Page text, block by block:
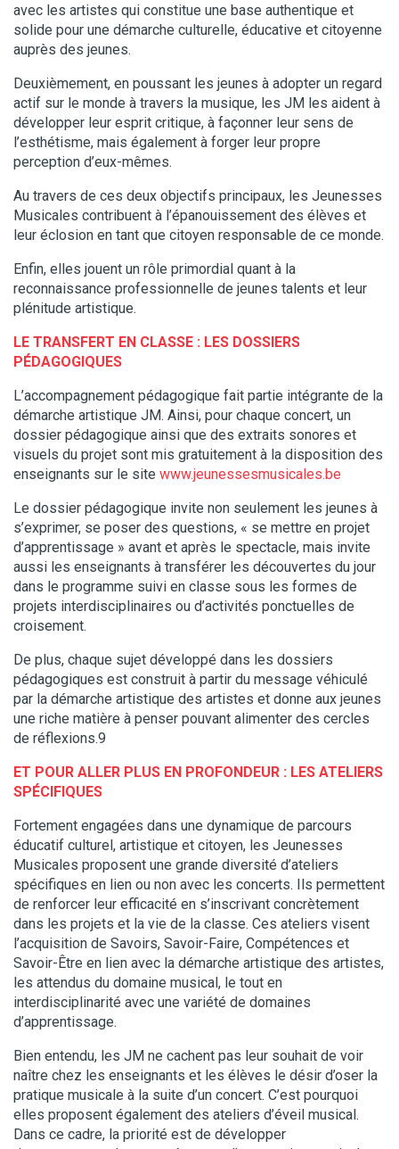
avec les artistes qui constitue une base authentique et
solide pour une démarche culturelle, éducative et citoyenne
auprès des jeunes.
Deuxièmement, en poussant les jeunes à adopter un regard
actif sur le monde à travers la musique, les JM les aident à
développer leur esprit critique, à façonner leur sens de
l’esthétisme, mais également à forger leur propre
perception d’eux-mêmes.
Au travers de ces deux objectifs principaux, les Jeunesses
Musicales contribuent à l’épanouissement des élèves et
leur éclosion en tant que citoyen responsable de ce monde.
Enfin, elles jouent un rôle primordial quant à la
reconnaissance professionnelle de jeunes talents et leur
plénitude artistique.
LE TRANSFERT EN CLASSE : LES DOSSIERS
PÉDAGOGIQUES
L’accompagnement pédagogique fait partie intégrante de la
démarche artistique JM. Ainsi, pour chaque concert, un
dossier pédagogique ainsi que des extraits sonores et
visuels du projet sont mis gratuitement à la disposition des
enseignants sur le site www.jeunessesmusicales.be
Le dossier pédagogique invite non seulement les jeunes à
s’exprimer, se poser des questions, « se mettre en projet
d’apprentissage » avant et après le spectacle, mais invite
aussi les enseignants à transférer les découvertes du jour
dans le programme suivi en classe sous les formes de
projets interdisciplinaires ou d’activités ponctuelles de
croisement.
De plus, chaque sujet développé dans les dossiers
pédagogiques est construit à partir du message véhiculé
par la démarche artistique des artistes et donne aux jeunes
une riche matière à penser pouvant alimenter des cercles
de réflexions.9
ET POUR ALLER PLUS EN PROFONDEUR : LES ATELIERS
SPÉCIFIQUES
Fortement engagées dans une dynamique de parcours
éducatif culturel, artistique et citoyen, les Jeunesses
Musicales proposent une grande diversité d’ateliers
spécifiques en lien ou non avec les concerts. Ils permettent
de renforcer leur efficacité en s’inscrivant concrètement
dans les projets et la vie de la classe. Ces ateliers visent
l’acquisition de Savoirs, Savoir-Faire, Compétences et
Savoir-Être en lien avec la démarche artistique des artistes,
les attendus du domaine musical, le tout en
interdisciplinarité avec une variété de domaines
d’apprentissage.
Bien entendu, les JM ne cachent pas leur souhait de voir
naître chez les enseignants et les élèves le désir d’oser la
pratique musicale à la suite d’un concert. C’est pourquoi
elles proposent également des ateliers d’éveil musical.
Dans ce cadre, la priorité est de développer